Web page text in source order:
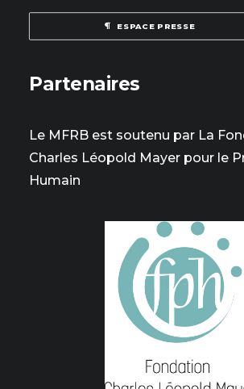
ESPACE PRESSE
Partenaires
Le MFRB est soutenu par La
Charles Léopold Mayer pour le
Humain